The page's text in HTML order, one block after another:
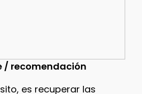
/ recomendación
es recuperar las